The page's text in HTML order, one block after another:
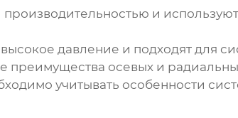
производительностью и
давление и подходят для
преимущества осевых и
учитывать особенности